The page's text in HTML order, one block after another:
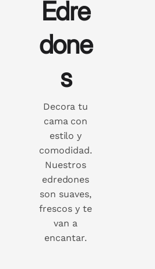
Edre
done
s
Decora tu
cama con
estilo y
comodidad.
Nuestros
edredones
son suaves,
frescos y te
van a
encantar.